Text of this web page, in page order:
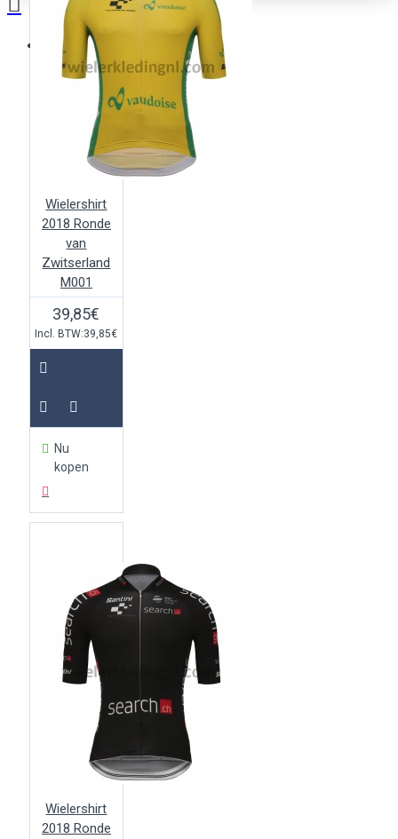
Je winkelwagentje is leeg!
Wielershirt
2018 Ronde
van
Zwitserland
M001
39,85€
Incl. BTW:39,85€
Nu
kopen
Wielershirt
2018 Ronde